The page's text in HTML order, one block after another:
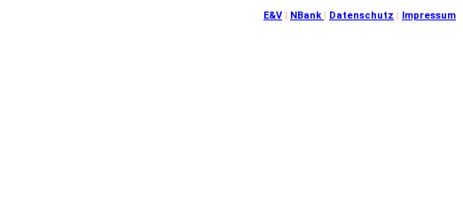
E&V | NBank | Datenschutz | Impressum